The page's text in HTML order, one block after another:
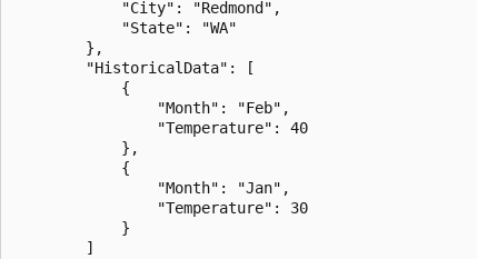
            "City": "Redmond",
            "State": "WA"
        },
        "HistoricalData": [
            {
                "Month": "Feb",
                "Temperature": 40
            },
            {
                "Month": "Jan",
                "Temperature": 30
            }
        ]